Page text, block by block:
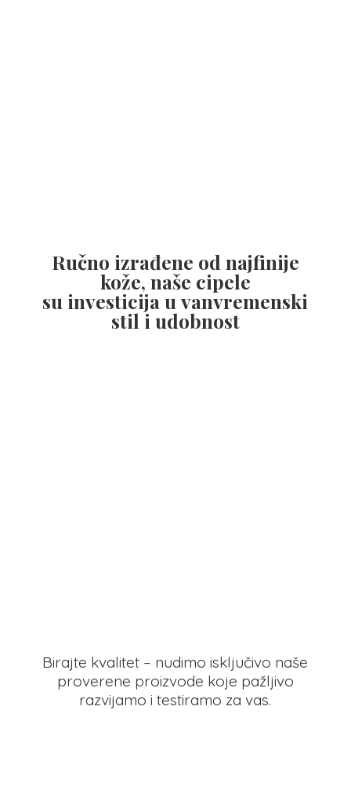
Ručno izrađene od najfinije
kože, naše cipele
su investicija u vanvremenski
stili udobnost
Birajte kvalitet – nudimo isključivo naše
proverene proizvode koje pažljivo
razvijamo i testiramo za vas.